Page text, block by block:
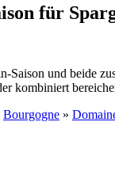
für
Saison und beide
kombiniert
Bourgogne »